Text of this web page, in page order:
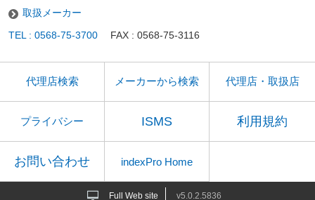
取扱メーカー
TEL : 0568-75-3700 FAX : 0568-75-3116
代理店検索 メーカーから検索 代理店・取扱店
プライバシー ISMS 利用規約
お問い合わせ indexPro Home
Full Web site v5.0.2.5836